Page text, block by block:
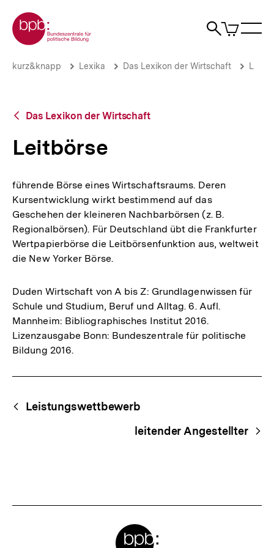
zum
Seiteninhalt
springen
Zur Startseite der bpb
Suche
Artikel
im
Leitbörse
Brotkrümelnavigation
Pfadnavigation
kurz&knapp Lexika Das Lexikon der Wirtschaft L
Zurück
Übersicht
Das Lexikon der Wirtschaft
Leitbörse
führende Börse eines Wirtschaftsraums. Deren
Kursentwicklung wirkt bestimmend auf das
Geschehen der kleineren Nachbarbörsen (z. B.
Regionalbörsen). Für Deutschland übt die Frankfurter
Wertpapierbörse die Leitbörsenfunktion aus, weltweit
die New Yorker Börse.
Duden Wirtschaft von A bis Z: Grundlagenwissen für
Schule und Studium, Beruf und Alltag. 6. Aufl.
Mannheim: Bibliographisches Institut 2016.
Lizenzausgabe Bonn: Bundeszentrale für politische
Bildung 2016.
Begriffsnavigation
Content-
Navigation
Leistungswettbewerb
leitender Angestellter